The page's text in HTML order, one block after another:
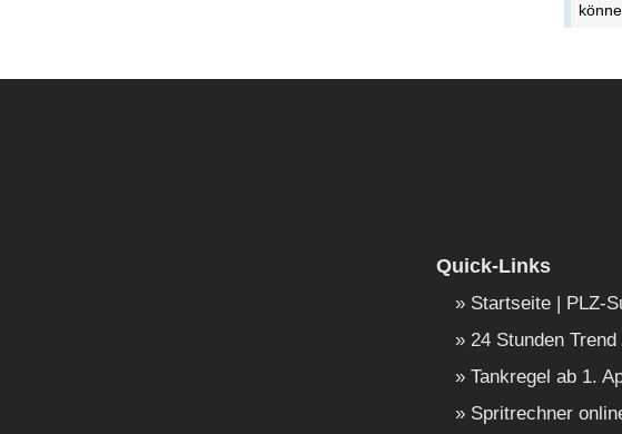
Quick-Links
Startseite | PLZ-
24 Stunden
Tankregel ab 1.
Spritrechner